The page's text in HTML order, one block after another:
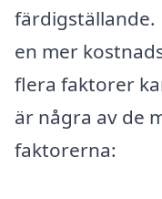
färdigställande.
en mer
flera faktorer
är några av de
faktorerna: